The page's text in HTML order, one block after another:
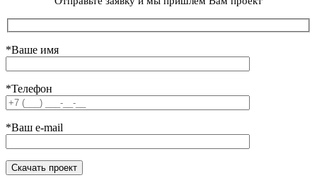
*Ваше имя
*Телефон
*Ваш e-mail